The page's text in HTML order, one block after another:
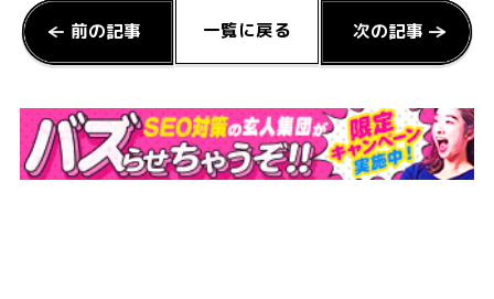
前の記事 一覧に戻る 次の記事